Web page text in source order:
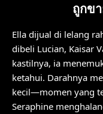
ถูกข
Ella dijual di lelang
dibeli Lucian, Kaisar
kastilnya, ia
ketahui. Darahnya
kecil—momen yang
Seraphine